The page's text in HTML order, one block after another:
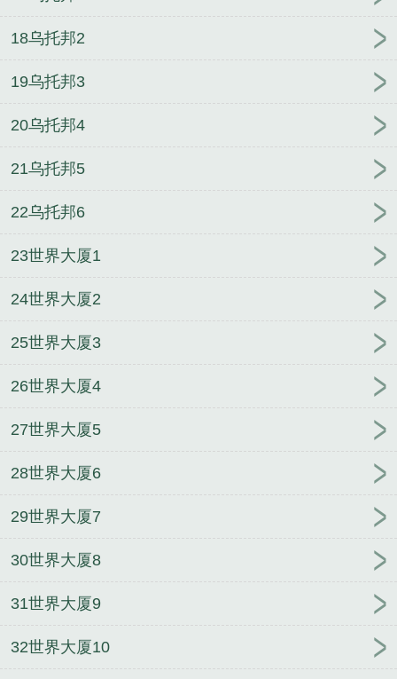
18乌托邦2
19乌托邦3
20乌托邦4
21乌托邦5
22乌托邦6
23世界大厦1
24世界大厦2
25世界大厦3
26世界大厦4
27世界大厦5
28世界大厦6
29世界大厦7
30世界大厦8
31世界大厦9
32世界大厦10